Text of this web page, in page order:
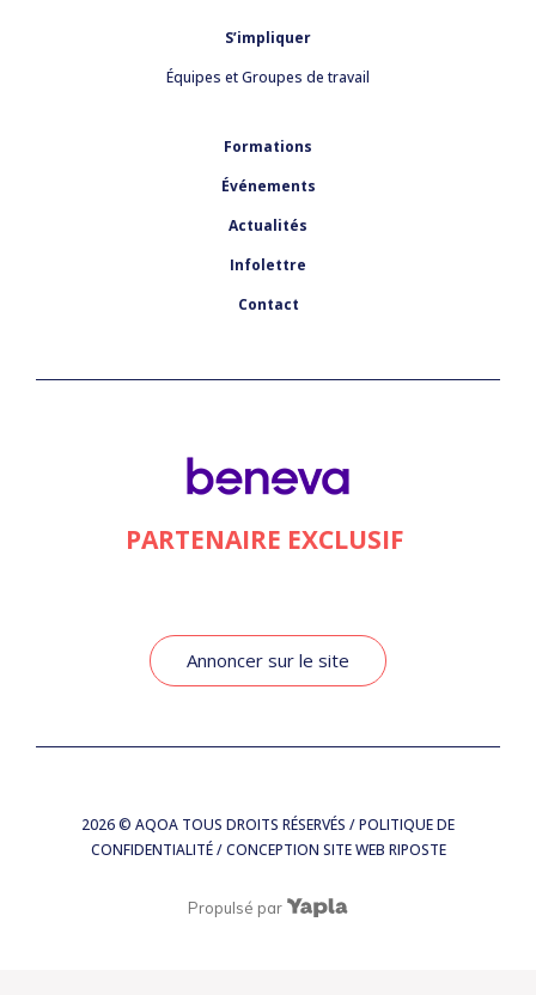
S’impliquer
Équipes et Groupes de travail
Formations
Événements
Actualités
Infolettre
Contact
PARTENAIRE EXCLUSIF
Annoncer sur le site
2026© AQOA TOUS DROITS RÉSERVÉS /POLITIQUE DE
CONFIDENTIALITÉ/ CONCEPTION SITE WEB RIPOSTE
Propulsé par